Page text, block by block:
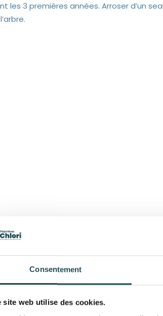
Consentement
site web utilise des cookies.
les 3 premières années. Arroser d’un